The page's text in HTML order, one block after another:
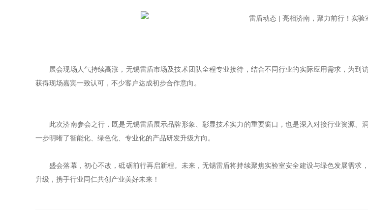
展会现场人气持续高涨，无锡雷盾市场及技术团队全程专业接待，结合不同行业的实际应用需求，为到
获得现场嘉宾一致认可，不少客户达成初步合作意向。
此次济南参会之行，既是无锡雷盾展示品牌形象、彰显技术实力的重要窗口，也是深入对接行业资源、
一步明晰了智能化、绿色化、专业化的产品研发升级方向。
盛会落幕，初心不改，砥砺前行再启新程。未来，无锡雷盾将持续聚焦实验室安全建设与绿色发展需求
升级，携手行业同仁共创产业美好未来！